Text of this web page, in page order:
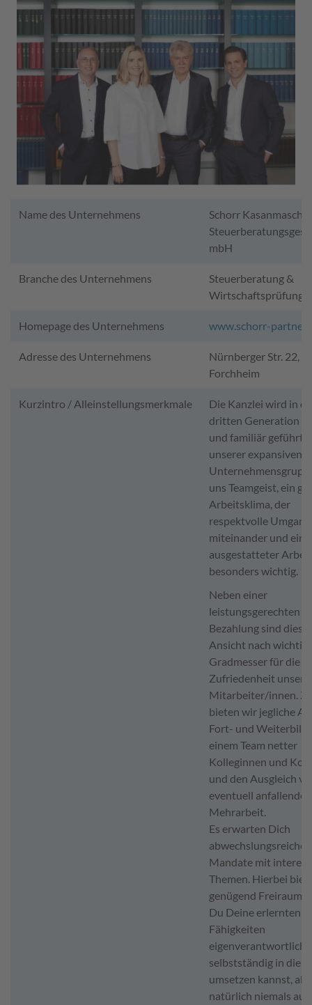
Name des Unternehmens
Schorr
mbH
Branche des Unternehmens
Steuerberatung &
Wirtschaftsprüfung
Homepage des Unternehmens www.schorr-
Adresse des Unternehmens
Nürnberger Str. 22,
Forchheim
Kurzintro / Alleinstellungsmerkmale
Die Kanzlei wird in
dritten Generation
und familiär geführt.
unserer expansiven
uns Teamgeist, ein
Arbeitsklima, der
respektvolle Umgang
miteinander und ein
ausgestatteter
besonders wichtig.
Neben einer
leistungsgerechten
Bezahlung sind dies
Ansicht nach
Gradmesser für die
Zufriedenheit
Mitarbeiter/innen.
bieten wir jegliche
Fort- und
einem Team netter
Kolleginnen und
und den Ausgleich
eventuell anfallender
Mehrarbeit.
Es erwarten Dich
abwechslungsreiche
Mandate mit
Themen. Hierbei
genügend Freiraum,
Du Deine erlernten
Fähigkeiten
eigenverantwortlich
selbstständig in die
umsetzen kannst,
natürlich niemals auf